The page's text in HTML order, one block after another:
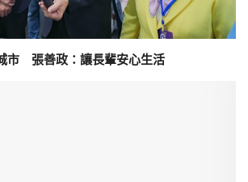
市 張善政：讓長輩安心生活